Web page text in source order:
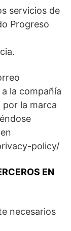
servicios de
Progreso
la compañía
la marca
policy/
EN
necesarios